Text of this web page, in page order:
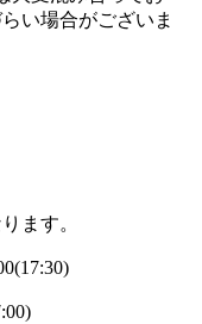
い場合がございま
ます。